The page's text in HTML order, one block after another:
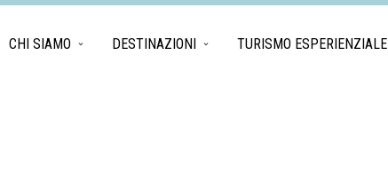
CHI SIAMO DESTINAZIONI TURISMO ESPERIENZIALE